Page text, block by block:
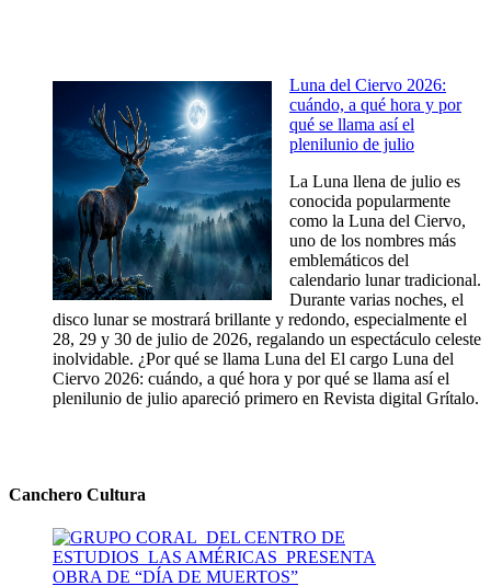
Luna del Ciervo 2026:
cuándo, a qué hora y por
qué se llama así el
plenilunio de julio
La Luna llena de julio es
conocida popularmente
como la Luna del Ciervo,
uno de los nombres más
emblemáticos del
calendario lunar tradicional.
Durante varias noches, el
disco lunar se mostrará brillante y redondo, especialmente el
28, 29 y 30 de julio de 2026, regalando un espectáculo celeste
inolvidable. ¿Por qué se llama Luna del El cargo Luna del
Ciervo 2026: cuándo, a qué hora y por qué se llama así el
plenilunio de julio apareció primero en Revista digital Grítalo.
Canchero Cultura